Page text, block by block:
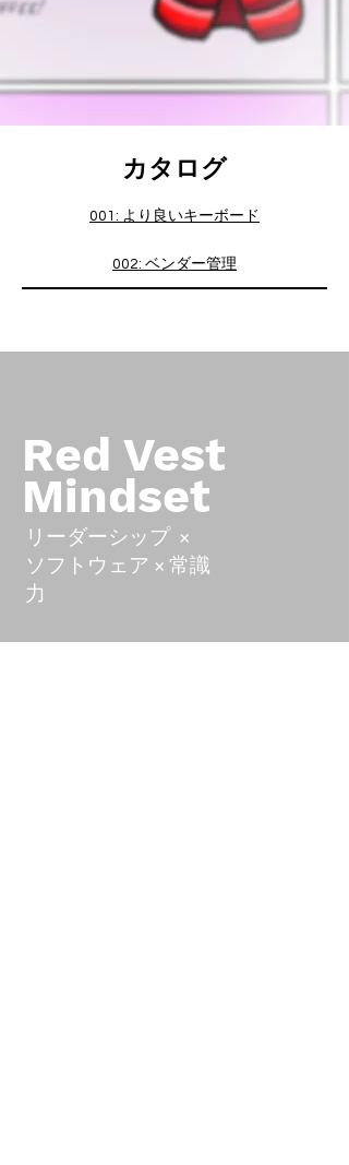
カタログ
001: より良いキーボード
002: ベンダー管理
Red Vest
Mindset
リーダーシップ ×
ソフトウェア × 常識
力